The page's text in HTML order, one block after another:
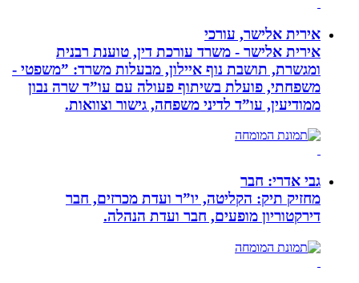
אירית אלישר, עורכי
אירית אלישר - משרד עורכת דין, טוענת רבנית
ומגשרת, תושבת נוף איילון, מבעלות משרד: ”משפטי -
משפחתי, פועלת בשיתוף פעולה עם עו”ד שרה נבון
ממודיעין, עו”ד לדיני משפחה, גישור וצוואות.
גבי אדרי: חבר
מחזיק תיק: הקליטה, יו”ר ועדת מכרזים, חבר
דירקטוריון מופעים, חבר ועדת הנהלה.